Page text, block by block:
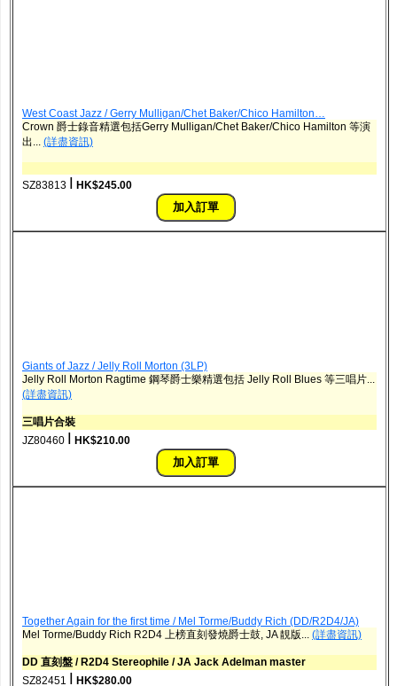
West Coast Jazz / Gerry Mulligan/Chet Baker/Chico Hamilton…
Crown 爵士錄音精選包括Gerry Mulligan/Chet Baker/Chico Hamilton 等演
出... (詳盡資訊)
SZ83813 HK$245.00
Giants of Jazz / Jelly Roll Morton (3LP)
Jelly Roll Morton Ragtime 鋼琴爵士樂精選包括 Jelly Roll Blues 等三唱片...
(詳盡資訊)
三唱片合裝
JZ80460
HK$210.00
Together Again for the first time / Mel Torme/Buddy Rich (DD/R2D4/JA)
Mel Torme/Buddy Rich R2D4 上榜直刻發燒爵士鼓, JA 靚版... (詳盡資訊)
DD 直刻盤 / R2D4 Stereophile / JA Jack Adelman master
SZ82451
HK$280.00